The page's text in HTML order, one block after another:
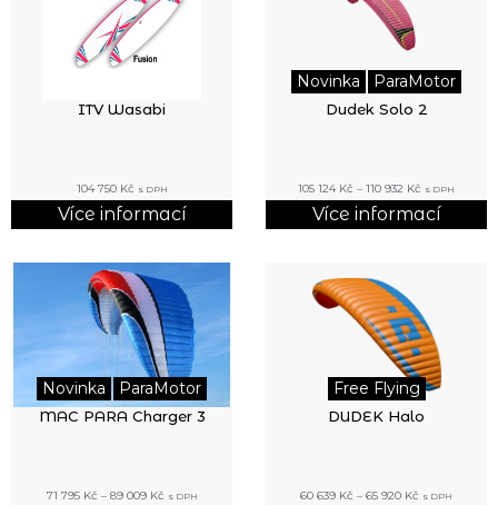
ITV Wasabi
104 750 Kč s DPH
Více informací
Novinka ParaMotor
Dudek Solo 2
105 124 Kč – 110 932 Kč s DPH
Více informací
Novinka ParaMotor
MAC PARA Charger 3
71 795 Kč – 89 009 Kč s DPH
Free Flying
DUDEK Halo
60 639 Kč – 65 920 Kč s DPH